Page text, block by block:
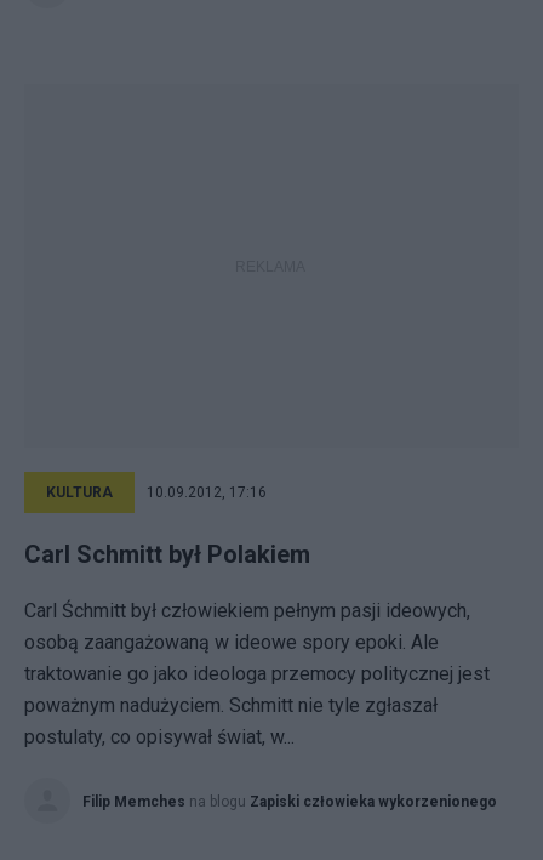
KULTURA 10.09.2012, 17:16
Carl Schmitt był Polakiem
Carl Śchmitt był człowiekiem pełnym pasji ideowych,
osobą zaangażowaną w ideowe spory epoki. Ale
traktowanie go jako ideologa przemocy politycznej jest
poważnym nadużyciem. Schmitt nie tyle zgłaszał
postulaty, co opisywał świat, w...
Filip Memches na blogu Zapiski człowieka wykorzenionego